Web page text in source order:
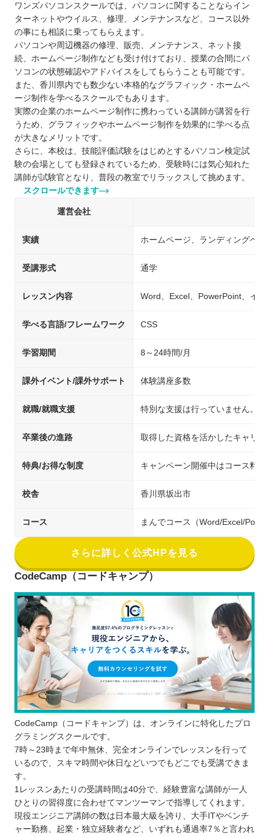
ワンズパソコンスクールでは、パソコンに関することならイン
ターネットやウイルス、修理、メンテナンスなど、コース以外
の事にも相談に乗ってもらえます。
パソコンや周辺機器の修理、販売、メンテナンス、ネット接
続、ホームページ制作なども受け付けており、授業の合間にパ
ソコンの状態確認やアドバイスをしてもらうことも可能です。
また、香川県内でも数少ない本格的なグラフィック・ホームペ
ージ制作を学べるスクールでもあります。
実際の企業のホームページ制作に携わっている講師が講習を行
うため、グラフィックやホームページ制作を効果的に学べる点
が大きなメリットです。
さらに、本校は、技能評価試験をはじめとするパソコン検定試
験の会場としても登録されているため、受験時には気心知れた
講師が試験官となり、普段の教室でリラックスして挑めます。
スクロールできます
運営会社
実績 ホームページ、ランディングペ
受講形式 通学
レッスン内容 Word、Excel、PowerPoint、イ
学べる言語/フレームワーク CSS
学習期間 8～24時間/月
課外イベント/課外サポート 体験講座多数
就職/就職支援 特別な支援は行っていません。
卒業後の進路 取得した資格を活かしたキャリ
特典/お得な制度 キャンペーン開催中はコース料金
校舎 香川県坂出市
コース まんでコース（Word/Excel/
さらに詳しく公式HPを見る
CodeCamp（コードキャンプ）
CodeCamp（コードキャンプ）は、オンラインに特化したプロ
グラミングスクールです。
7時～23時まで年中無休、完全オンラインでレッスンを行って
いるので、スキマ時間や休日などいつでもどこでも受講できま
す。
1レッスンあたりの受講時間は40分で、経験豊富な講師が一人
ひとりの習得度に合わせてマンツーマンで指導してくれます。
現役エンジニア講師の数は日本最大級を誇り、大手ITやベンチ
ャー勤務、起業・独立経験者など、いずれも通過率7％と言われ